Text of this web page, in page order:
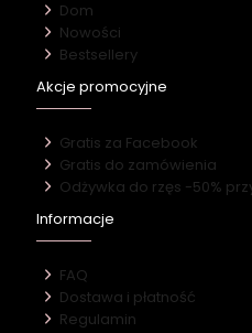
Dom
Nowości
Bestsellery
Akcje promocyjne
Gratis za Facebook
Gratis do zamówienia
Odżywka do rzęs -50%
Informacje
FAQ
Dostawa i płatność
Regulamin